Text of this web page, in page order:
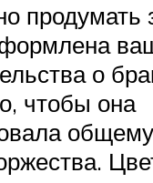
продумать
о
чтобы она